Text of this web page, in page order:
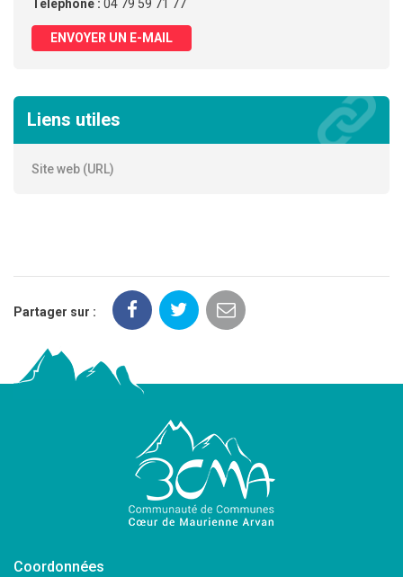
Téléphone : 04 79 59 71 77
ENVOYER UN E-MAIL
Liens utiles
Site web (URL)
Partager sur :
Coordonnées